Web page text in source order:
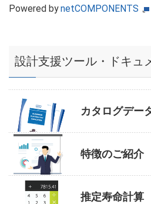
Powered bynetCOMPONENTS
設計支援ツール・ドキュ
カタログデー
特徴のご紹介
推定寿命計算